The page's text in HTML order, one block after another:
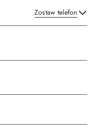
Zostaw telefon